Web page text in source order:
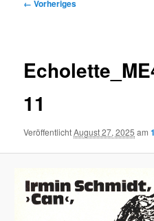
← Vorheriges
11
VeröffentlichtAugust 27, 2025 am